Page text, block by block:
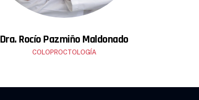
Dra. Rocío Pazmiño Maldonado
COLOPROCTOLOGÍA